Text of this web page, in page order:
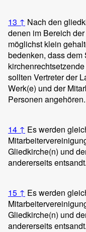
13 ↑ Nach den
denen im Bereich
möglichst klein
bedenken, dass
sollten Vertreter der
Werk(e) und der
Personen angehören.
14 ↑ Es werden
Gliedkirche(n) und
andererseits entsandt.
15 ↑ Es werden
Gliedkirche(n) und
andererseits entsandt.